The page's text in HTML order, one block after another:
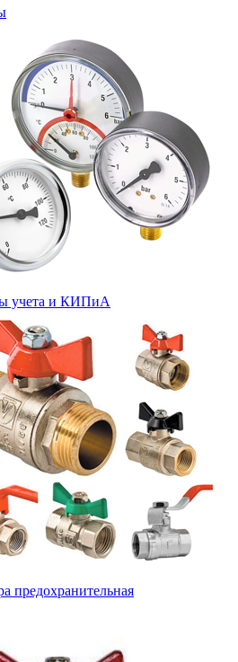
учета и КИПиА
предохранительная